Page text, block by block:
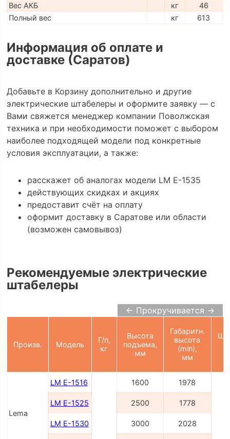
Вес АКБ
кг
46
Полный вес
кг 613
Информация об оплате и
доставке (Саратов)
Добавьте в Корзину дополнительно и другие
электрические штабелеры и оформите заявку — с
Вами свяжется менеджер компании Поволжская
техника и при необходимости поможет с выбором
наиболее подходящей модели под конкретные
условия эксплуатации, а также:
расскажет об аналогах модели LM E-1535
действующих скидках и акциях
предоставит счёт на оплату
оформит доставку в Саратове или области
(возможен самовывоз)
Рекомендуемые электрические
штабелеры
← Прокручивается →
Произв. Модель
Г/п,
кг
Высота
подъема,
мм
Габаритн.
высота
(min),
мм
Lema
LM E-1516 1600 1978
LM E-1525 2500 1778
LM E-1530 3000 2028